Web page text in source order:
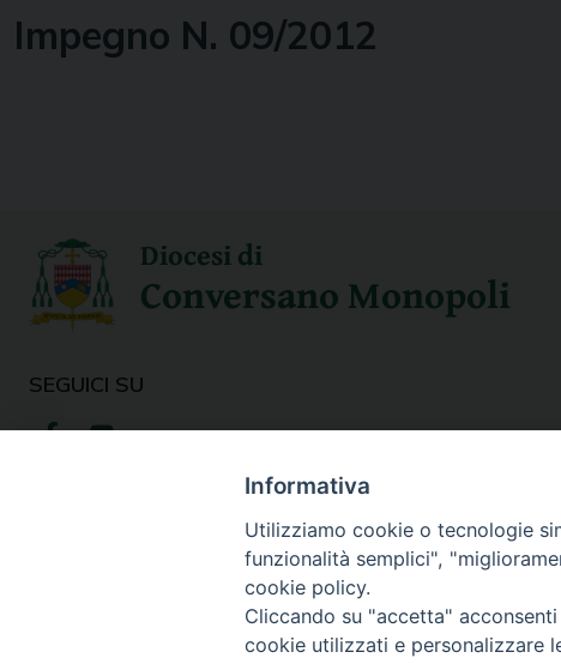
Impegno N. 09/2012
Diocesi di
Conversano Monopoli
SEGUICI SU
Informativa
Utilizziamo cookie o tecnologie
funzionalità semplici",
cookie policy.
Cliccando su "accetta"
cookie utilizzati e personalizzare